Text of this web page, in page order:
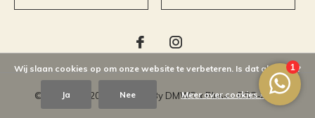
© Copyright 2026 - Theme By DMWSxPlus+-RSS-feed
Wij slaan cookies op om onze website te verbeteren. Is dat akkoord?
Ja Nee Meer over cookies »